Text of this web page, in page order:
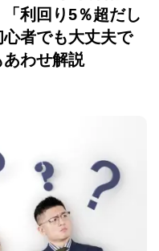
利回り5％超だし
者でも大丈夫で
わせ解説